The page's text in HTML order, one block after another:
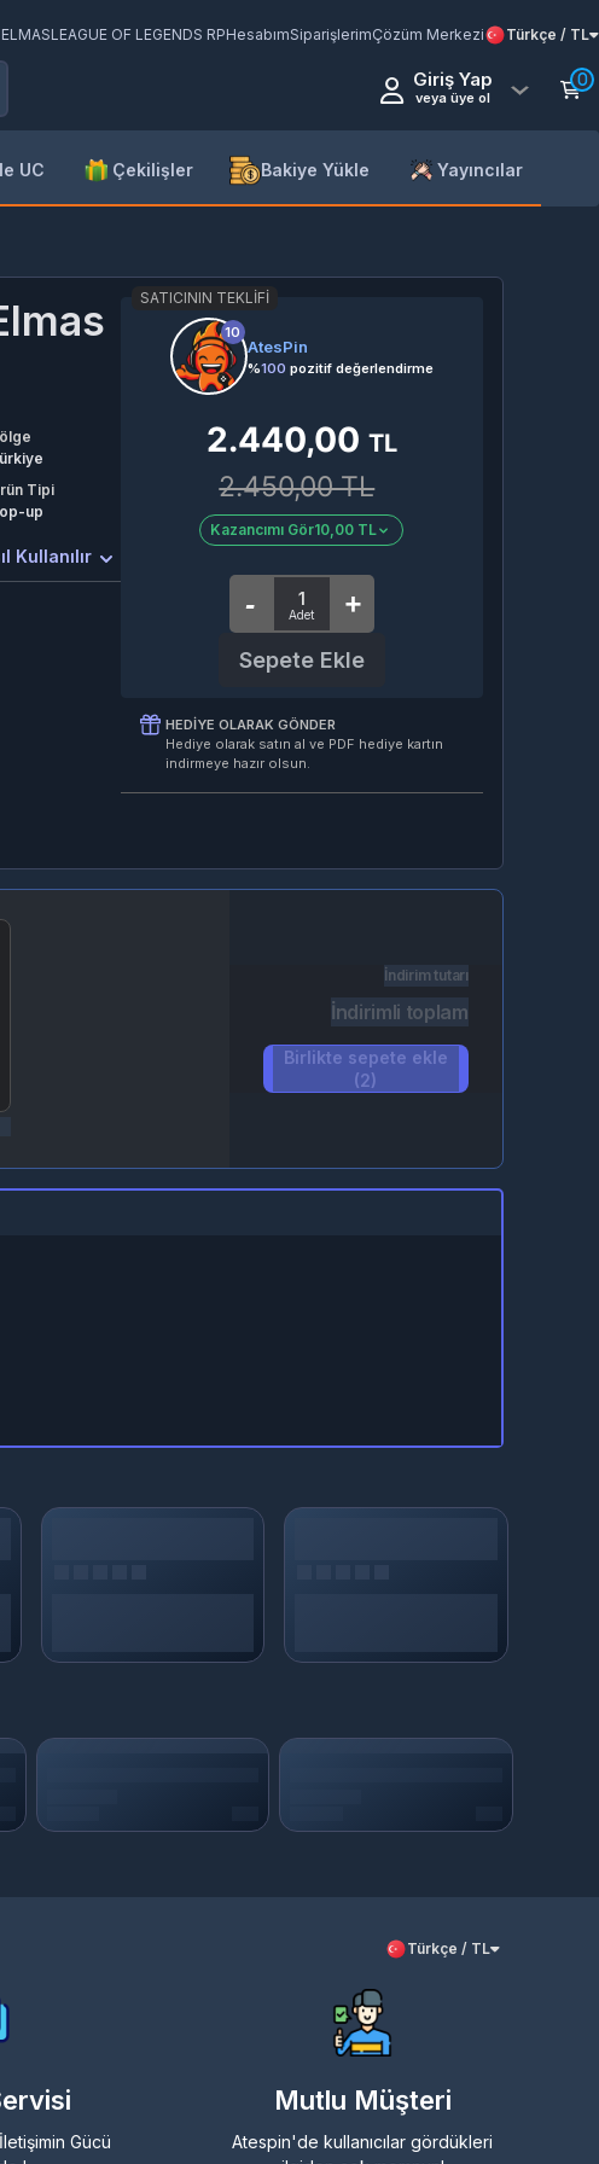
LEAGUE OF LEGENDS RPHesabımSiparişlerimÇözüm Merkezi Türkçe / TL
Giriş Yap
veya üye ol
0
UC Çekilişler Bakiye Yükle Yayıncılar
Tipi
up
Kullanılır
SATICININ TEKLIFI
10
AtesPin
%100 pozitif değerlendirme
2.440,00 TL
2.450,00 TL
Kazancımı Gör10,00 TL
Sepete Ekle
HEDIYE OLARAK GÖNDER
Hediye olarak satın al ve PDF hediye kartın
indirmeye hazır olsun.
İndirim tutarı
İndirimli toplam
Birlikte sepete ekle
(2)
Türkçe / TL
Gücü
Mutlu Müşteri
Atespin'de kullanıcılar gördükleri